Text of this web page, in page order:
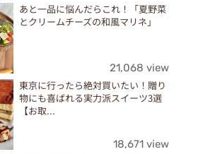
あと一品に悩んだらこれ！「夏野菜
とクリームチーズの和風マリネ」
21,068 view
東京に行ったら絶対買いたい！贈り
物にも喜ばれる実力派スイーツ3選
【お取...
18,671 view